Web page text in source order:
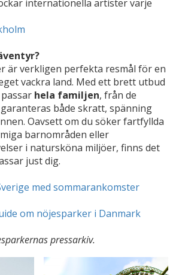
internationella artister varje
är verkligen perfekta resmål för en
vackra land. Med ett brett utbud
hela familjen, från de
både skratt, spänning
Oavsett om du söker fartfyllda
barnområden eller
i natursköna miljöer, finns det
just dig.
med sommarankomster
om nöjesparker i Danmark
pressarkiv.